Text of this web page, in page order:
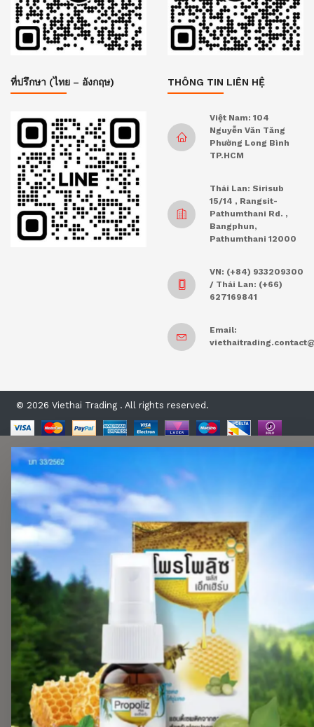
ที่ปรึกษา (ไทย – อังกฤษ) THÔNG TIN LIÊN HỆ
Việt Nam: 104
Nguyễn Văn Tăng
Phường Long Bình
TP.HCM
Thái Lan: Sirisub
15/14 , Rangsit-
Pathumthani Rd. ,
Bangphun,
Pathumthani 12000
VN: (+84) 933209300
/ Thái Lan: (+66)
627169841
Email:
© 2026 Viethai Trading . All rights reserved.